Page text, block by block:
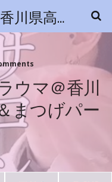
Eyelash Salon Cloud9 | 香川県高松市
ウマ＠香川
まつげパー